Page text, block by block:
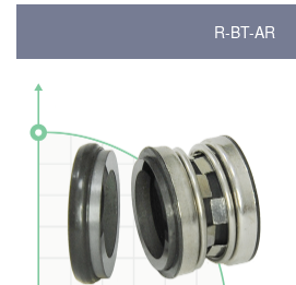
R-BT-AR